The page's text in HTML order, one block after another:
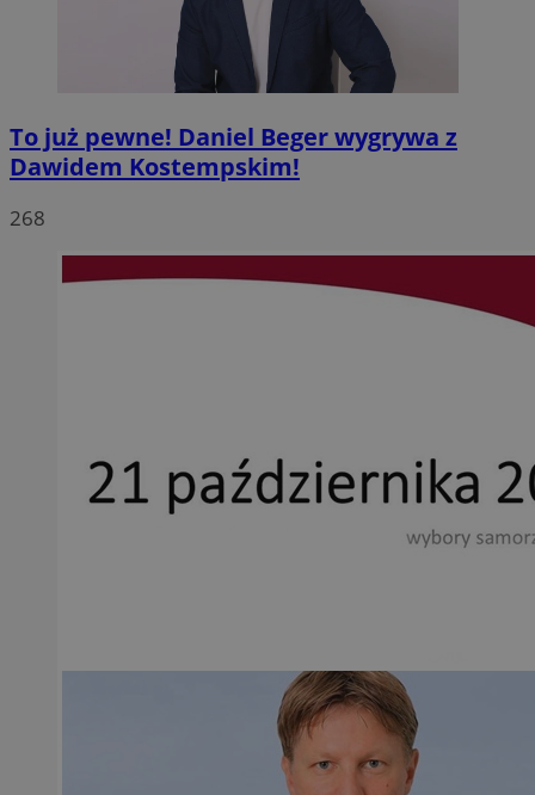
To już pewne! Daniel Beger wygrywa z
Dawidem Kostempskim!
268